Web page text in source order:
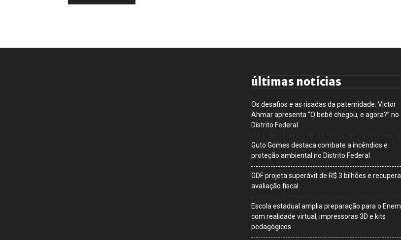
últimas notícias
Os desafios e as risadas da paternidade: Victor
Ahmar apresenta “O bebê chegou, e agora?” no
Distrito Federal
Guto Gomes destaca combate a incêndios e
proteção ambiental no Distrito Federal
GDF projeta superávit de R$ 3 bilhões e recupera
avaliação fiscal
Escola estadual amplia preparação para o Enem
com realidade virtual, impressoras 3D e kits
pedagógicos